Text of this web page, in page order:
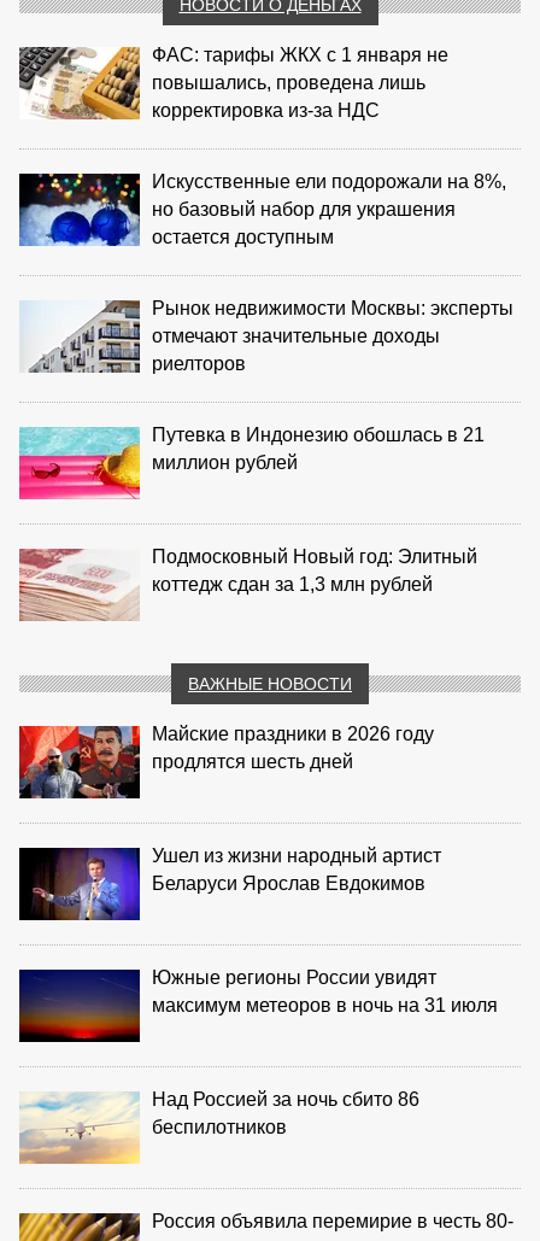
НОВОСТИ О ДЕНЬГАХ
ФАС: тарифы ЖКХ с 1 января не
повышались, проведена лишь
корректировка из‑за НДС
Искусственные ели подорожали на 8%,
но базовый набор для украшения
остается доступным
Рынок недвижимости Москвы: эксперты
отмечают значительные доходы
риелторов
Путевка в Индонезию обошлась в 21
миллион рублей
Подмосковный Новый год: Элитный
коттедж сдан за 1,3 млн рублей
ВАЖНЫЕ НОВОСТИ
Майские праздники в 2026 году
продлятся шесть дней
Ушел из жизни народный артист
Беларуси Ярослав Евдокимов
Южные регионы России увидят
максимум метеоров в ночь на 31 июля
Над Россией за ночь сбито 86
беспилотников
Россия объявила перемирие в честь 80-